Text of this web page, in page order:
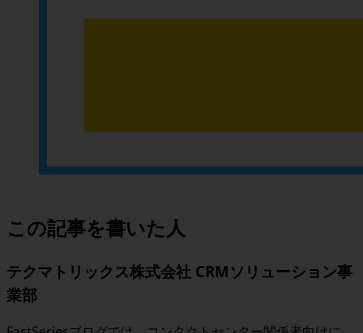
この記事を書いた人
テクマトリックス株式会社 CRMソリューション事
業部